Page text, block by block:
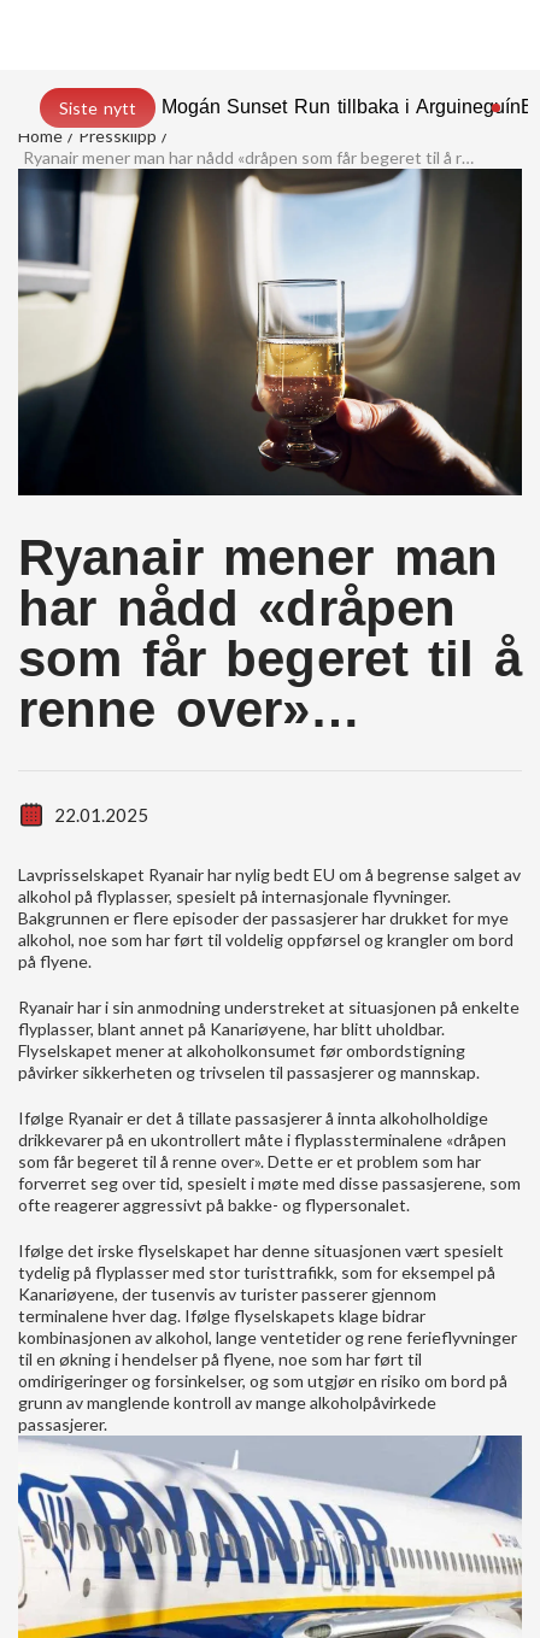
Siste nytt Mogán Sunset Run tillbaka i Arguineguín
Home
Pressklipp
Ryanair mener man har nådd «dråpen som får begeret til å renne over»…
Ryanair mener man
har nådd «dråpen
som får begeret til å
renne over»…
22.01.2025
Lavprisselskapet Ryanair har nylig bedt EU om å begrense salget av
alkohol på flyplasser, spesielt på internasjonale flyvninger.
Bakgrunnen er flere episoder der passasjerer har drukket for mye
alkohol, noe som har ført til voldelig oppførsel og krangler om bord
på flyene.
Ryanair har i sin anmodning understreket at situasjonen på enkelte
flyplasser, blant annet på Kanariøyene, har blitt uholdbar.
Flyselskapet mener at alkoholkonsumet før ombordstigning
påvirker sikkerheten og trivselen til passasjerer og mannskap.
Ifølge Ryanair er det å tillate passasjerer å innta alkoholholdige
drikkevarer på en ukontrollert måte i flyplassterminalene «dråpen
som får begeret til å renne over». Dette er et problem som har
forverret seg over tid, spesielt i møte med disse passasjerene, som
ofte reagerer aggressivt på bakke- og flypersonalet.
Ifølge det irske flyselskapet har denne situasjonen vært spesielt
tydelig på flyplasser med stor turisttrafikk, som for eksempel på
Kanariøyene, der tusenvis av turister passerer gjennom
terminalene hver dag. Ifølge flyselskapets klage bidrar
kombinasjonen av alkohol, lange ventetider og rene ferieflyvninger
til en økning i hendelser på flyene, noe som har ført til
omdirigeringer og forsinkelser, og som utgjør en risiko om bord på
grunn av manglende kontroll av mange alkoholpåvirkede
passasjerer.